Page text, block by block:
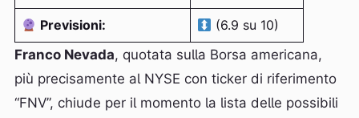
Previsioni:
(6.9 su 10)
Franco Nevada, quotata sulla Borsa americana,
più precisamente al NYSE con ticker di riferimento
“FNV”, chiude per il momento la lista delle possibili